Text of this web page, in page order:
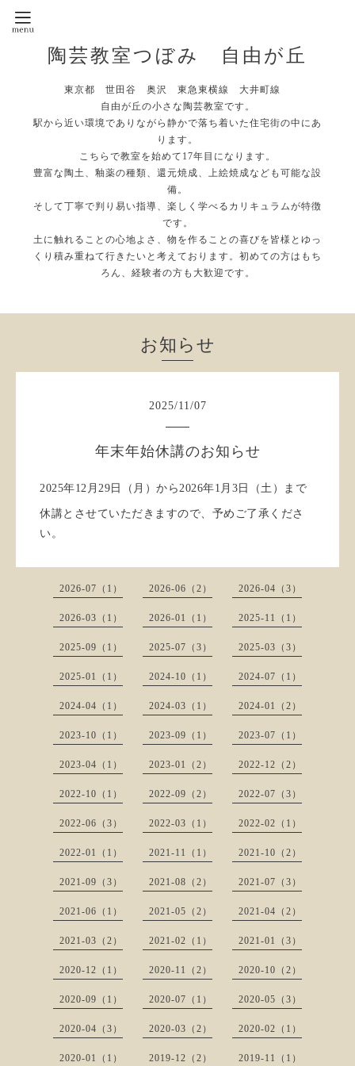
陶芸教室つぼみ 自由が丘
東京都 世田谷 奥沢 東急東横線 大井町線
自由が丘の小さな陶芸教室です。
駅から近い環境でありながら静かで落ち着いた住宅街の中にあ
ります。
こちらで教室を始めて17年目になります。
豊富な陶土、釉薬の種類、還元焼成、上絵焼成なども可能な設
備。
そして丁寧で判り易い指導、楽しく学べるカリキュラムが特徴
です。
土に触れることの心地よさ、物を作ることの喜びを皆様とゆっ
くり積み重ねて行きたいと考えております。初めての方はもち
ろん、経験者の方も大歓迎です。
お知らせ
2025/11/07
年末年始休講のお知らせ
2025年12月29日（月）から2026年1月3日（土）まで
休講とさせていただきますので、予めご了承くださ
い。
2026-07（1） 2026-06（2） 2026-04（3）
2026-03（1） 2026-01（1） 2025-11（1）
2025-09（1） 2025-07（3） 2025-03（3）
2025-01（1） 2024-10（1） 2024-07（1）
2024-04（1） 2024-03（1） 2024-01（2）
2023-10（1） 2023-09（1） 2023-07（1）
2023-04（1） 2023-01（2） 2022-12（2）
2022-10（1） 2022-09（2） 2022-07（3）
2022-06（3） 2022-03（1） 2022-02（1）
2022-01（1） 2021-11（1） 2021-10（2）
2021-09（3） 2021-08（2） 2021-07（3）
2021-06（1） 2021-05（2） 2021-04（2）
2021-03（2） 2021-02（1） 2021-01（3）
2020-12（1） 2020-11（2） 2020-10（2）
2020-09（1） 2020-07（1） 2020-05（3）
2020-04（3） 2020-03（2） 2020-02（1）
2020-01（1） 2019-12（2） 2019-11（1）